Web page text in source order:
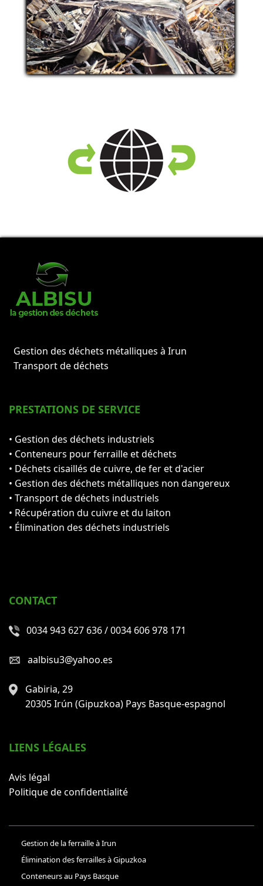
Gestion des déchets métalliques à Irun
Transport de déchets
PRESTATIONS DE SERVICE
• Gestion des déchets industriels
• Conteneurs pour ferraille et déchets
• Déchets cisaillés de cuivre, de fer et d'acier
• Gestion des déchets métalliques non dangereux
• Transport de déchets industriels
• Récupération du cuivre et du laiton
• Élimination des déchets industriels
CONTACT
0034 943 627 636 / 0034 606 978 171
aalbisu3@yahoo.es
Gabiria, 29
20305 Irún (Gipuzkoa) Pays Basque-espagnol
LIENS LÉGALES
Avis légal
Politique de confidentialité
Gestion de la ferraille à Irun
Élimination des ferrailles à Gipuzkoa
Conteneurs au Pays Basque